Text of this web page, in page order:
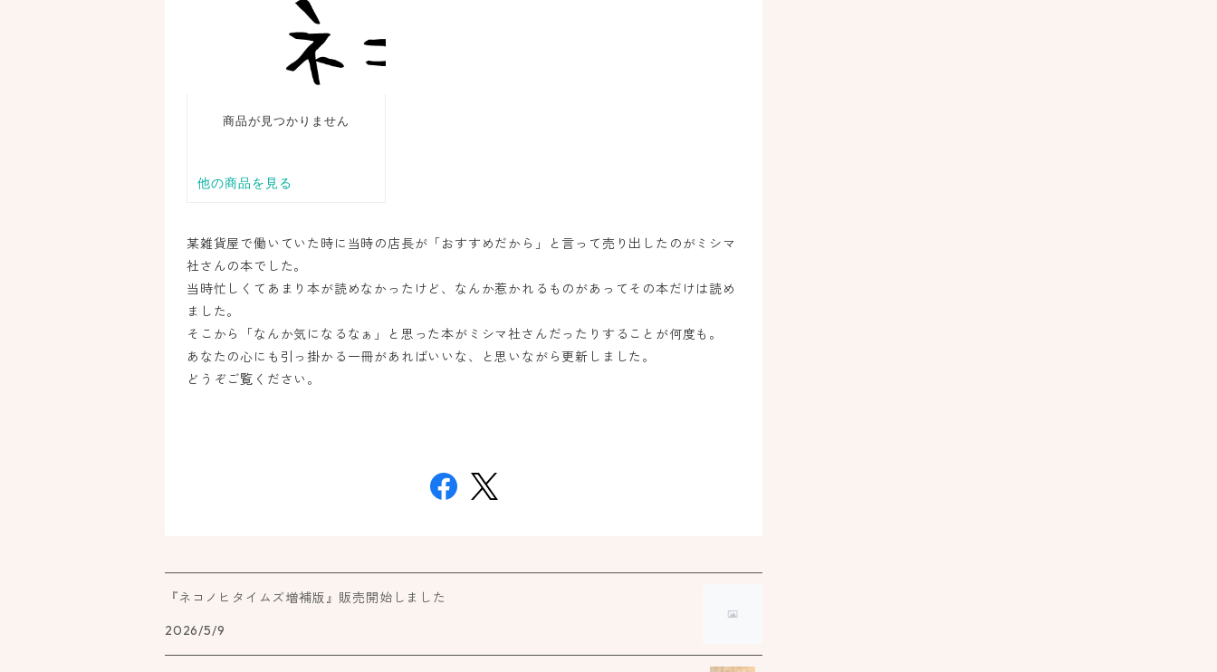
某雑貨屋で働いていた時に当時の店長が「おすすめだから」と言って売り出したのがミシマ
社さんの本でした。
当時忙しくてあまり本が読めなかったけど、なんか惹かれるものがあってその本だけは読め
ました。
そこから「なんか気になるなぁ」と思った本がミシマ社さんだったりすることが何度も。
あなたの心にも引っ掛かる一冊があればいいな、と思いながら更新しました。
どうぞご覧ください。
『ネコノヒタイムズ増補版』販売開始しました
2026/5/9